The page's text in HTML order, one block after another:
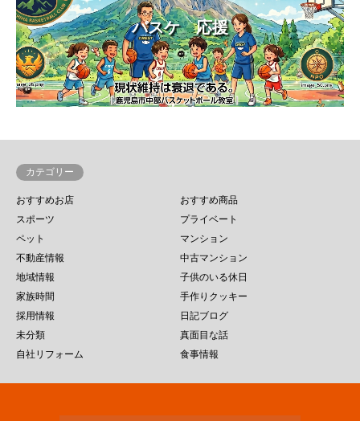
バスケ 応援
カテゴリー
おすすめお店
おすすめ商品
スポーツ
プライベート
ペット
マンション
不動産情報
中古マンション
地域情報
子供のいる休日
家族時間
手作りクッキー
採用情報
日記ブログ
未分類
真面目な話
自社リフォーム
食事情報